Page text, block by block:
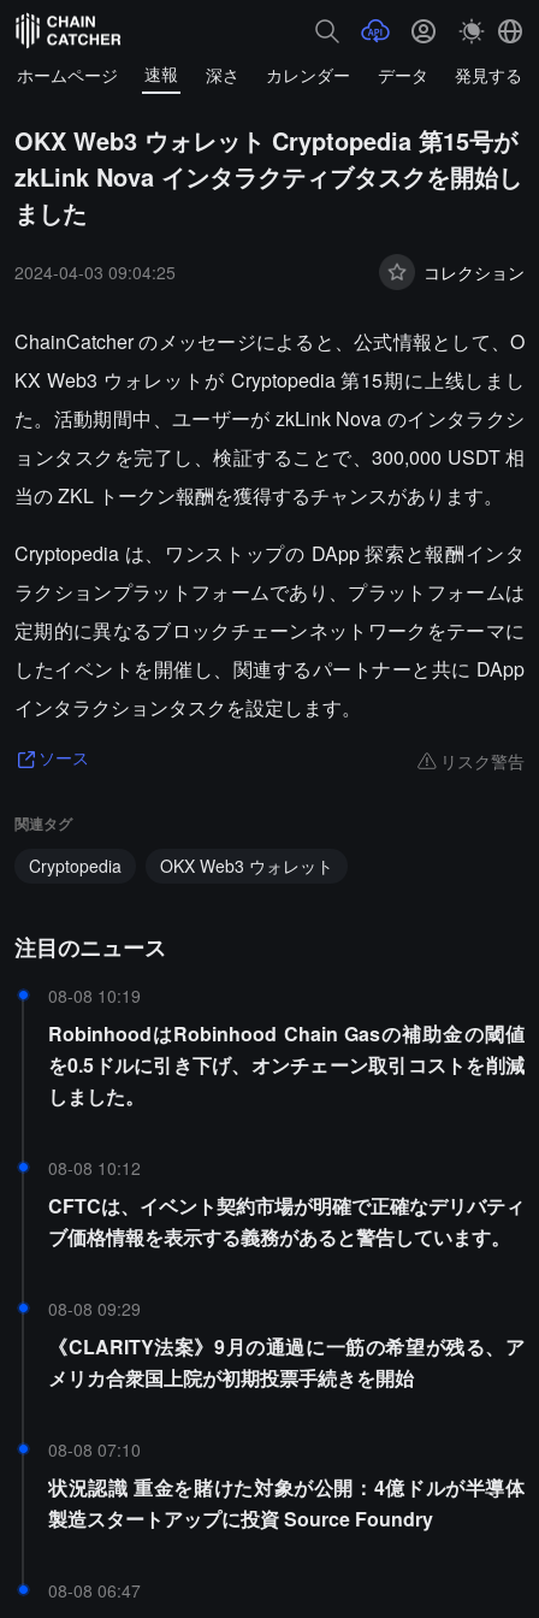
ホームページ 速報 深さ カレンダー データ 発見する
OKX Web3 ウォレット Cryptopedia 第15号が
zkLink Nova インタラクティブタスクを開始し
ました
2024-04-03 09:04:25 コレクション
ChainCatcher のメッセージによると、公式情報として、O
KX Web3 ウォレットが Cryptopedia 第15期に上线しまし
た。活動期間中、ユーザーが zkLink Nova のインタラクシ
ョンタスクを完了し、検証することで、300,000 USDT 相
当の ZKL トークン報酬を獲得するチャンスがあります。
Cryptopedia は、ワンストップの DApp 探索と報酬インタ
ラクションプラットフォームであり、プラットフォームは
定期的に異なるブロックチェーンネットワークをテーマに
したイベントを開催し、関連するパートナーと共に DApp
インタラクションタスクを設定します。
ソース リスク警告
関連タグ
Cryptopedia OKX Web3 ウォレット
注目のニュース
08-08 10:19
RobinhoodはRobinhood Chain Gasの補助金の閾値
を0.5ドルに引き下げ、オンチェーン取引コストを削減
しました。
08-08 10:12
CFTCは、イベント契約市場が明確で正確なデリバティ
ブ価格情報を表示する義務があると警告しています。
08-08 09:29
《CLARITY法案》9月の通過に一筋の希望が残る、ア
メリカ合衆国上院が初期投票手続きを開始
08-08 07:10
状況認識 重金を賭けた対象が公開：4億ドルが半導体
製造スタートアップに投資 Source Foundry
08-08 06:47